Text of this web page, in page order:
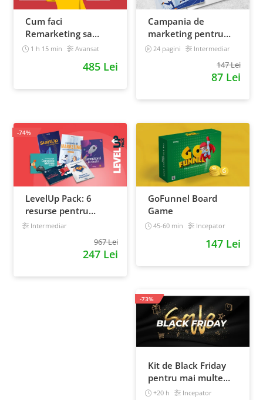
Cum faci
Remarketing sa
generezi vanzari
1 h 15 min Avansat
485 Lei
Campania de
marketing pentru
magazinul tau
24 pagini Intermediar
147 Lei
87 Lei
LevelUp Pack: 6
resurse pentru
antreprenorii care
Intermediar
967 Lei
247 Lei
-74%
GoFunnel Board
Game
45-60 min Incepator
147 Lei
Kit de Black Friday
pentru mai multe
vanzari in magazinul
+20 h Incepator
-73%